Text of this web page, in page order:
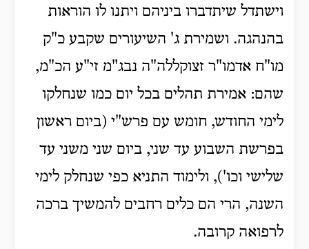
וישתדל שיתדברו ביניהם ויתנו לו הוראות
בהנהגה. ושמירת ג' השיעורים שקבע כ"ק
מו"ח אדמו"ר זצוקללה"ה נבג"מ זי"ע הכ"מ,
שהם: אמירת תהלים בכל יום כמו שנחלקו
לימי החודש, חומש עם פרש"י (ביום ראשון
בפרשת השבוע עד שני, ביום שני משני עד
שלישי וכו'), ולימוד התניא כפי שנחלק לימי
השנה, הרי הם כלים רחבים להמשיך ברכה
לרפואה קרובה.